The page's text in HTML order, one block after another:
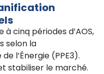
à cinq périodes d’AOS,
selon la
l’Énergie (PPE3).
stabiliser le marché.